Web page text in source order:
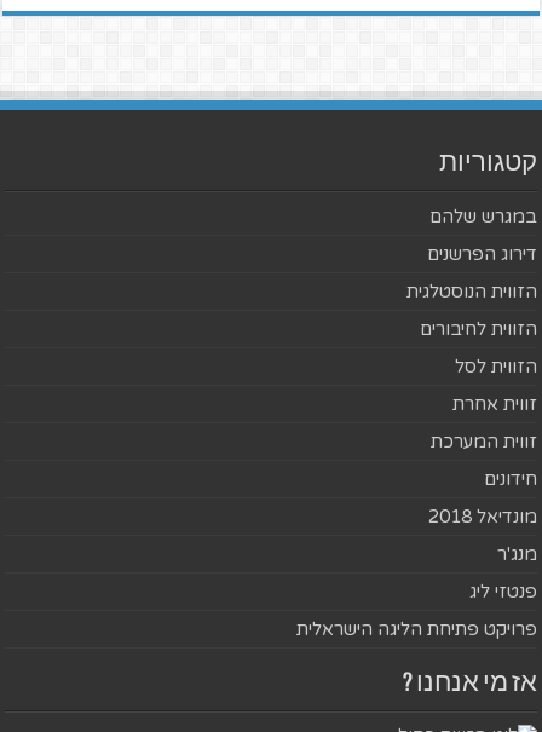
קטגוריות
במגרש שלהם
דירוג הפרשנים
הזווית הנוסטלגית
הזווית לחיבורים
הזווית לסל
זווית אחרת
זווית המערכת
חידונים
מונדיאל 2018
מנג'ר
פנטזי ליג
פרויקט פתיחת הליגה הישראלית
אז מי אנחנו ?